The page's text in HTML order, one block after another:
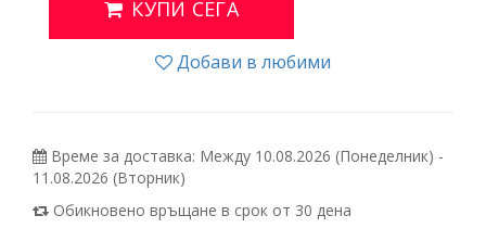
КУПИ СЕГА
Добави в любими
Време за доставка: Между 10.08.2026 (Понеделник) -
11.08.2026 (Вторник)
Обикновено връщане в срок от 30 дена